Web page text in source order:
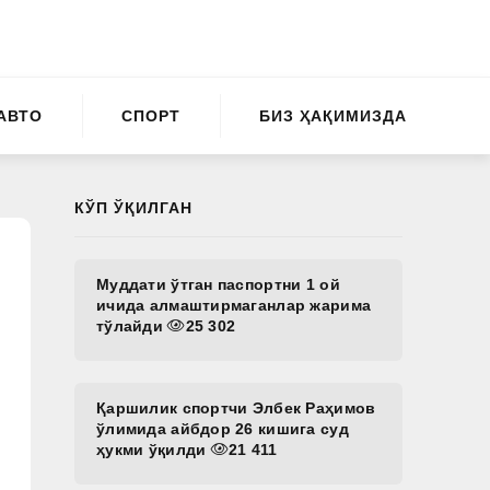
СПОРТ БИЗ ҲАҚИМИЗДА
КЎП ЎҚИЛГАН
Муддати ўтган паспортни 1 ой
ичида алмаштирмаганлар жарима
тўлайди
25 302
Қаршилик спортчи Элбек Раҳимов
ўлимида айбдор 26 кишига суд
ҳукми ўқилди
21 411